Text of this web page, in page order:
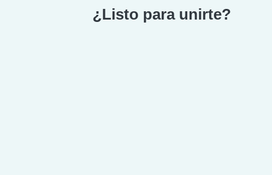
¿Listo para unirte?